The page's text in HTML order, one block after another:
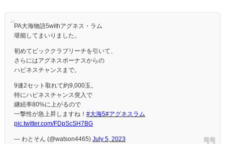
PA大海物語5withアグネス・ラム
堪能してまいりました。
初めてビッククラブリーチを引いて、
さらにはアグネスボーナスからの
ハピネスチャンスまで。
9連2セット取れて約9,000玉。
特にハピネスチャンス突入で
継続率80%に上がるので
一撃性が急上昇しますね！ #大海5#アグネスラム
pic.twitter.com/FDpScSH7BG
— わとそん (@watson4465) July 5, 2023